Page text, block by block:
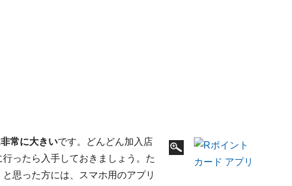
常に大きいです。どんどん加入店
ったら入手しておきましょう。た
思った方には、スマホ用のアプリ